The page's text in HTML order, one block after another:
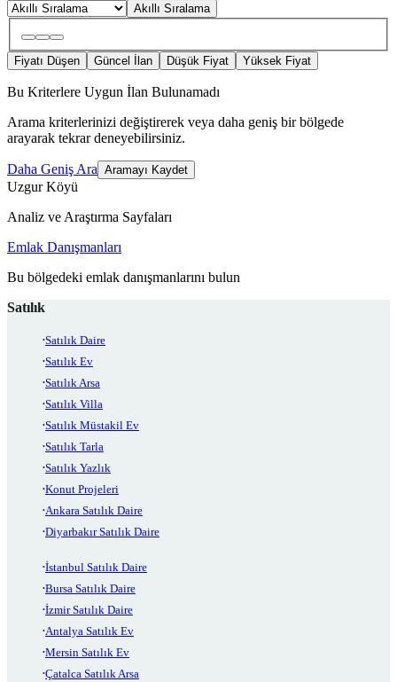
Akıllı Sıralama
Fiyatı Düşen Güncel İlan Düşük Fiyat Yüksek Fiyat
Bu Kriterlere Uygun İlan Bulunamadı
Arama kriterlerinizi değiştirerek veya daha geniş bir bölgede
arayarak tekrar deneyebilirsiniz.
Daha Geniş Ara Aramayı Kaydet
Uzgur Köyü
Analiz ve Araştırma Sayfaları
Emlak Danışmanları
Bu bölgedeki emlak danışmanlarını bulun
Satılık
Satılık Daire
Satılık Ev
Satılık Arsa
Satılık Villa
Satılık Müstakil Ev
Satılık Tarla
Satılık Yazlık
Konut Projeleri
Ankara Satılık Daire
Diyarbakır Satılık Daire
İstanbul Satılık Daire
Bursa Satılık Daire
İzmir Satılık Daire
Antalya Satılık Ev
Mersin Satılık Ev
Çatalca Satılık Arsa